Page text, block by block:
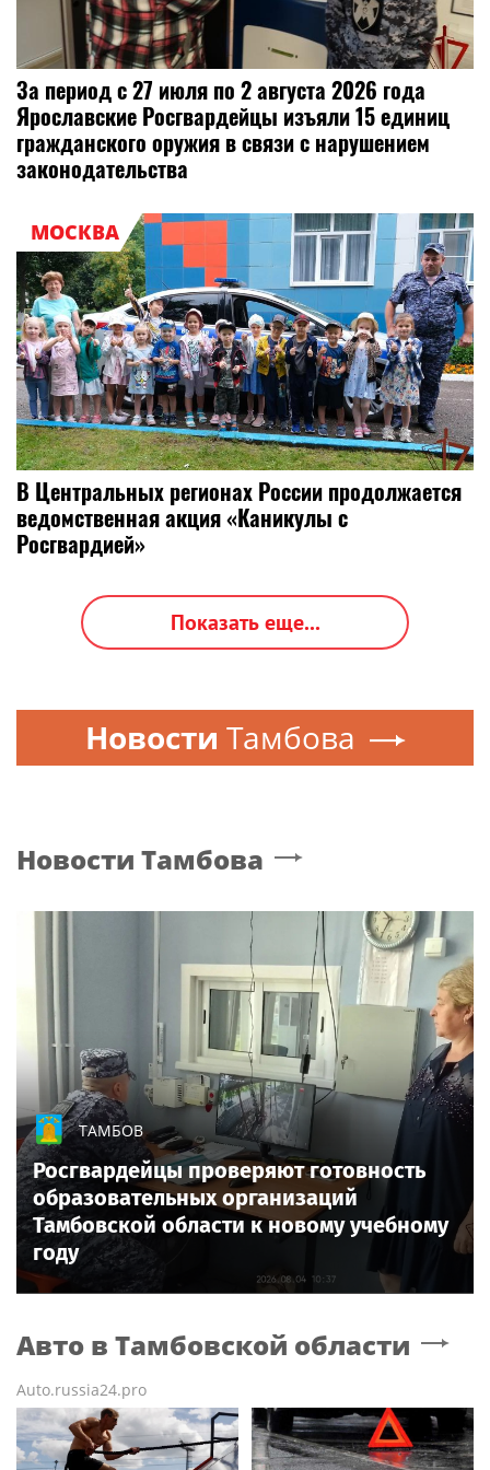
За период с 27 июля по 2 августа 2026 года
Ярославские Росгвардейцы изъяли 15 единиц
гражданского оружия в связи с нарушением
законодательства
МОСКВА
В Центральных регионах России продолжается
ведомственная акция «Каникулы с
Росгвардией»
Показать еще...
Новости Тамбова
Новости Тамбова
ТАМБОВ
Росгвардейцы проверяют готовность
образовательных организаций
Тамбовской области к новому учебному
году
Авто в Тамбовской области
Auto.russia24.pro